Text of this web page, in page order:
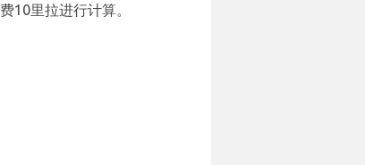
10里拉进行计算。